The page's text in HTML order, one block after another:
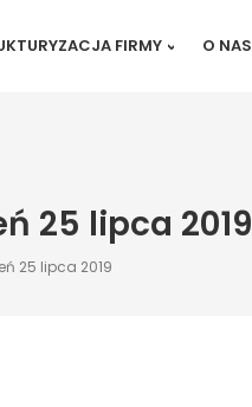
FIRMY
gospodarczej
O NAS
25 lipca 2019
25 lipca 2019